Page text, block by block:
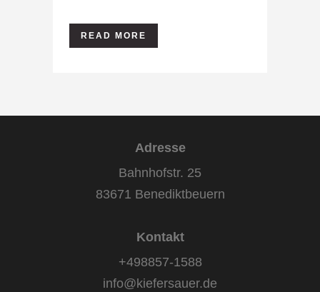
READ MORE
Adresse
Bahnhofstr. 25
83671 Benediktbeuern
Kontakt
+498857-1588
info@kiefersauer.de